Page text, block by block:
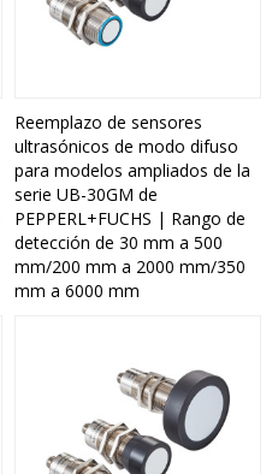
Reemplazo de sensores
ultrasónicos de modo difuso
para modelos ampliados de la
serie UB-30GM de
PEPPERL+FUCHS | Rango de
detección de 30 mm a 500
mm/200 mm a 2000 mm/350
mm a 6000 mm